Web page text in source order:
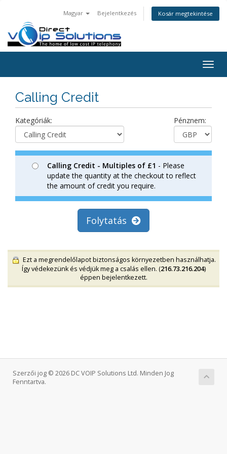
Magyar Bejelentkezés Kosár megtekintése
Calling Credit
Kategóriák: Pénznem:
Calling Credit - Multiples of £1 - Please
update the quantity at the checkout to reflect
the amount of credit you require.
Folytatás
Ezt a megrendelőlapot biztonságos környezetben használhatja.
Így védekezünk és védjük meg a csalás ellen. (216.73.216.204)
éppen bejelentkezett.
Szerzői jog © 2026 DC VOIP Solutions Ltd. Minden Jog
Fenntartva.